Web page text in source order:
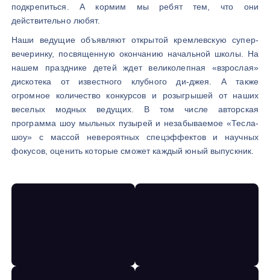
подкрепиться. А кормим мы ребят тем, что они
действительно любят.
Наши ведущие объявляют открытой кремлевскую супер-
вечеринку, посвященную окончанию начальной школы. На
нашем празднике детей ждет великолепная «взрослая»
дискотека от известного клубного ди-джея. А также
огромное количество конкурсов и розыгрышей от наших
веселых модных ведущих. В том числе авторская
программа шоу мыльных пузырей и незабываемое «Тесла-
шоу» с массой невероятных спецэффектов и научных
фокусов, оценить которые сможет каждый юный выпускник.